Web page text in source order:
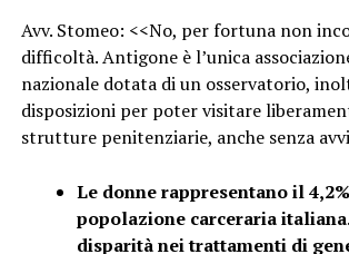
Avv. Stomeo: <<No, per fortuna non
difficoltà. Antigone è l’unica
nazionale dotata di un osservatorio,
disposizioni per poter visitare
strutture penitenziarie, anche senza
Le donne rappresentano il
popolazione carceraria
disparità nei trattamenti di